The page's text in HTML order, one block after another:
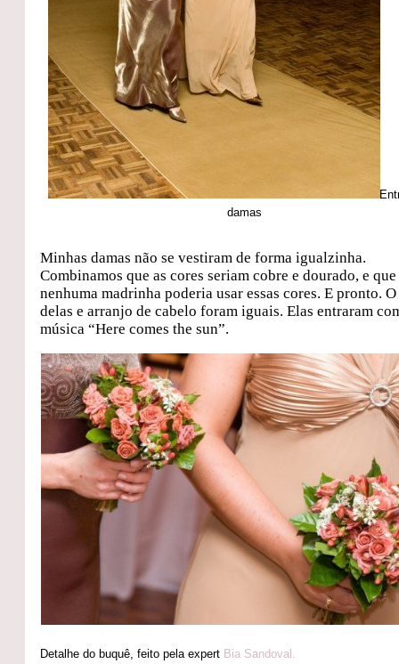
damas
Minhas damas não se vestiram de forma igualzinha.
Combinamos que as cores seriam cobre e dourado, e que
nenhuma madrinha poderia usar essas cores. E pronto.
delas e arranjo de cabelo foram iguais. Elas entraram
música “Here comes the sun”.
Detalhe do buquê, feito pela expert Bia Sandoval.